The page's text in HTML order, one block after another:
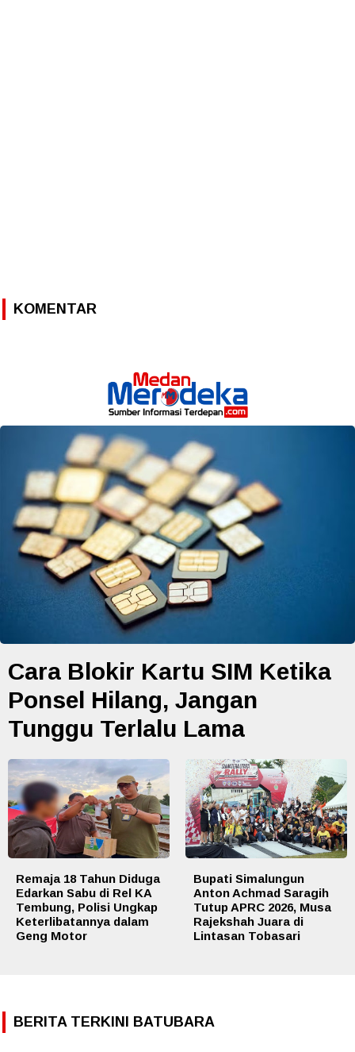
KOMENTAR
Cara Blokir Kartu SIM Ketika
Ponsel Hilang, Jangan
Tunggu Terlalu Lama
Remaja 18 Tahun Diduga
Edarkan Sabu di Rel KA
Tembung, Polisi Ungkap
Keterlibatannya dalam
Geng Motor
Bupati Simalungun
Anton Achmad Saragih
Tutup APRC 2026, Musa
Rajekshah Juara di
Lintasan Tobasari
BERITA TERKINI BATUBARA